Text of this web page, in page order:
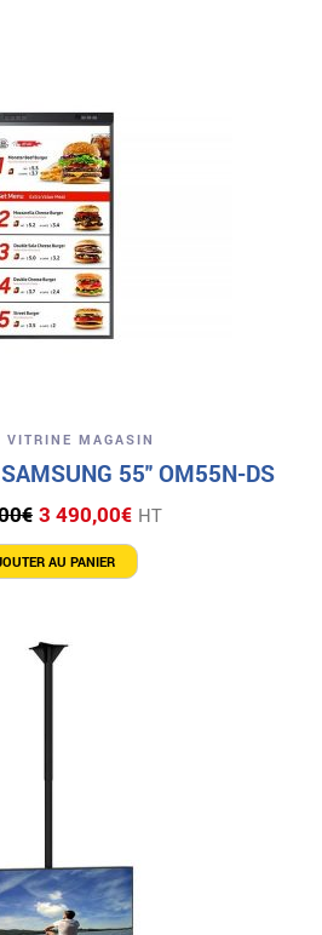
VITRINE MAGASIN
55″ OM55N-DS
€ Le
prix
initial
912,00€.
3 490,00€Le
prix
actuel
HT
AU PANIER